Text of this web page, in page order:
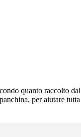
quanto raccolto
per aiutare